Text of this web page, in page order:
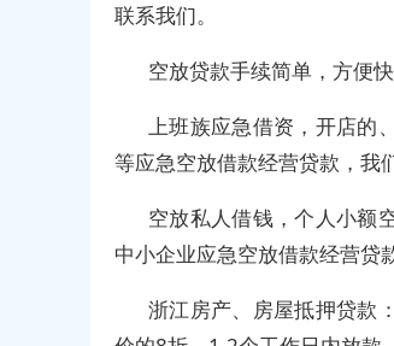
联系我们。
空放贷款手续简单，方便
上班族应急借资，开店的
等应急空放借款经营贷款，我
空放私人借钱，个人小额
中小企业应急空放借款经营贷
浙江房产、房屋抵押贷款